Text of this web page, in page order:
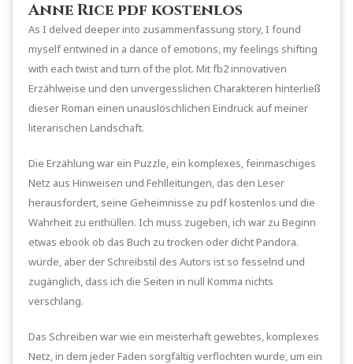
Anne Rice pdf kostenlos
As I delved deeper into zusammenfassung story, I found
myself entwined in a dance of emotions, my feelings shifting
with each twist and turn of the plot. Mit fb2 innovativen
Erzählweise und den unvergesslichen Charakteren hinterließ
dieser Roman einen unauslöschlichen Eindruck auf meiner
literarischen Landschaft.
Die Erzählung war ein Puzzle, ein komplexes, feinmaschiges
Netz aus Hinweisen und Fehlleitungen, das den Leser
herausfordert, seine Geheimnisse zu pdf kostenlos und die
Wahrheit zu enthüllen. Ich muss zugeben, ich war zu Beginn
etwas ebook ob das Buch zu trocken oder dicht Pandora.
würde, aber der Schreibstil des Autors ist so fesselnd und
zugänglich, dass ich die Seiten in null Komma nichts
verschlang.
Das Schreiben war wie ein meisterhaft gewebtes, komplexes
Netz, in dem jeder Faden sorgfältig verflochten wurde, um ein